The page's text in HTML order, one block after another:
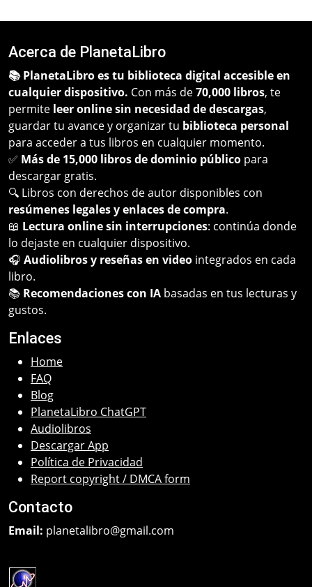
Acerca de PlanetaLibro
📚 PlanetaLibro es tu biblioteca digital accesible en
cualquier dispositivo. Con más de70,000 libros, te
permite leer online sin necesidad de descargas,
guardar tu avance y organizar tu biblioteca personal
para acceder a tus libros en cualquier momento.
✅ Más de 15,000 libros de dominio público para
descargar gratis.
🔍 Libros con derechos de autor disponibles con
resúmenes legales y enlaces de compra.
📖 Lectura online sin interrupciones: continúa donde
lo dejaste en cualquier dispositivo.
🎧 Audiolibros y reseñas en video integrados en cada
libro.
📚 Recomendaciones con IA basadas en tus lecturas y
gustos.
Enlaces
Home
FAQ
Blog
PlanetaLibro ChatGPT
Audiolibros
Descargar App
Política de Privacidad
Report copyright / DMCA form
Contacto
Email: planetalibro@gmail.com